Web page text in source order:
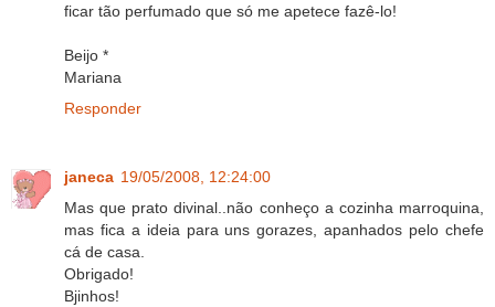
ficar tão perfumado que só me apetece fazê-lo!
Beijo *
Mariana
Responder
janeca 19/05/2008, 12:24:00
Mas que prato divinal..não conheço a cozinha marroquina,
mas fica a ideia para uns gorazes, apanhados pelo chefe
cá de casa.
Obrigado!
Bjinhos!